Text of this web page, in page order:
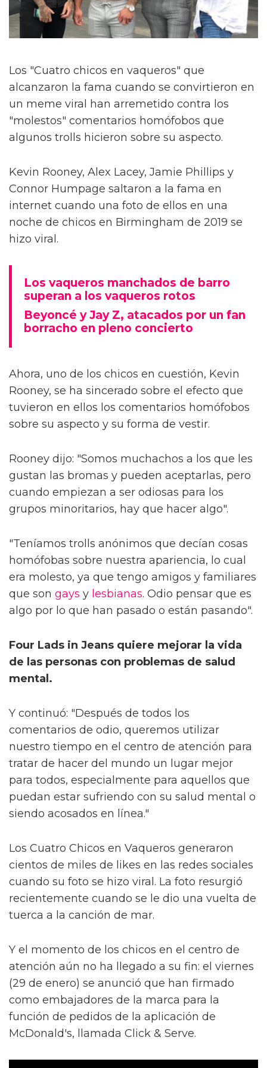
Los "Cuatro chicos en vaqueros" que
alcanzaron la fama cuando se convirtieron en
un meme viral han arremetido contra los
"molestos" comentarios homófobos que
algunos trolls hicieron sobre su aspecto.
Kevin Rooney, Alex Lacey, Jamie Phillips y
Connor Humpage saltaron a la fama en
internet cuando una foto de ellos en una
noche de chicos en Birmingham de 2019 se
hizo viral.
Los vaqueros manchados de barro
superan a los vaqueros rotos
Beyoncé y Jay Z, atacados por un fan
borracho en pleno concierto
Ahora, uno de los chicos en cuestión, Kevin
Rooney, se ha sincerado sobre el efecto que
tuvieron en ellos los comentarios homófobos
sobre su aspecto y su forma de vestir.
Rooney dijo: "Somos muchachos a los que les
gustan las bromas y pueden aceptarlas, pero
cuando empiezan a ser odiosas para los
grupos minoritarios, hay que hacer algo".
"Teníamos trolls anónimos que decían cosas
homófobas sobre nuestra apariencia, lo cual
era molesto, ya que tengo amigos y familiares
que son gays y lesbianas. Odio pensar que es
algo por lo que han pasado o están pasando".
Four Lads in Jeans quiere mejorar la vida
de las personas con problemas de salud
mental.
Y continuó: "Después de todos los
comentarios de odio, queremos utilizar
nuestro tiempo en el centro de atención para
tratar de hacer del mundo un lugar mejor
para todos, especialmente para aquellos que
puedan estar sufriendo con su salud mental o
siendo acosados en línea."
Los Cuatro Chicos en Vaqueros generaron
cientos de miles de likes en las redes sociales
cuando su foto se hizo viral. La foto resurgió
recientemente cuando se le dio una vuelta de
tuerca a la canción de mar.
Y el momento de los chicos en el centro de
atención aún no ha llegado a su fin: el viernes
(29 de enero) se anunció que han firmado
como embajadores de la marca para la
función de pedidos de la aplicación de
McDonald's, llamada Click & Serve.